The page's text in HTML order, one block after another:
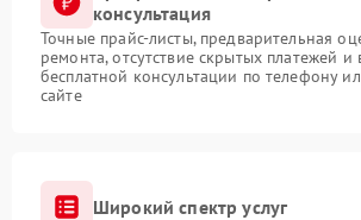
консультация
Точные прайс-листы, предварительная
ремонта, отсутствие скрытых платежей и
бесплатной консультации по телефону
сайте
Широкий спектр услуг